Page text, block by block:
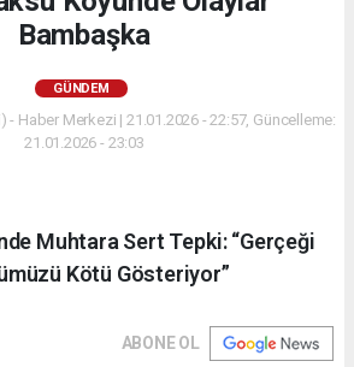
Bambaşka
GÜNDEM
Haber Merkezi | 21.01.2026 - 22:57, Güncelleme:
21.01.2026 - 23:03
Muhtara Sert Tepki: “Gerçeği
Kötü Gösteriyor”
ABONE OL